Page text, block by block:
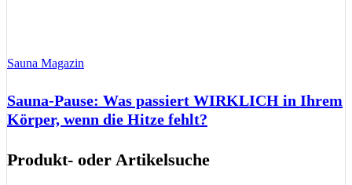
Sauna Magazin
Sauna-Pause: Was passiert WIRKLICH in Ihrem
Körper, wenn die Hitze fehlt?
Produkt- oder Artikelsuche